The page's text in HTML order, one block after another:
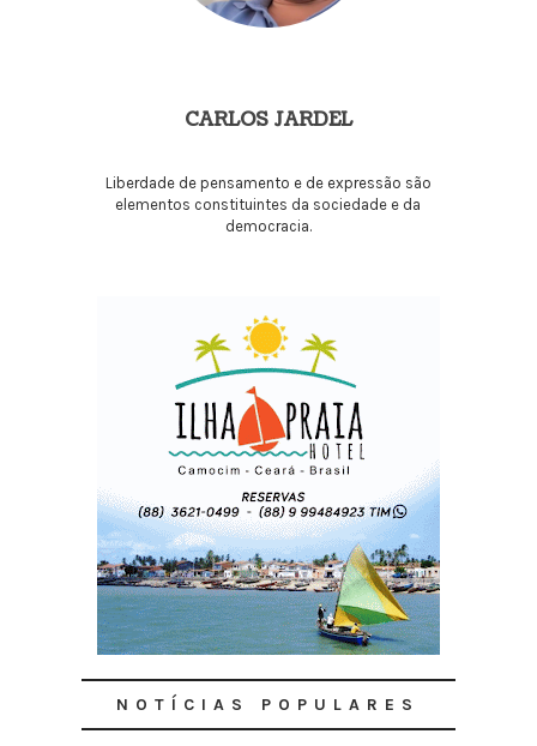
CARLOS JARDEL
Liberdade de pensamento e de expressão são
elementos constituintes da sociedade e da
democracia.
NOTÍCIAS POPULARES